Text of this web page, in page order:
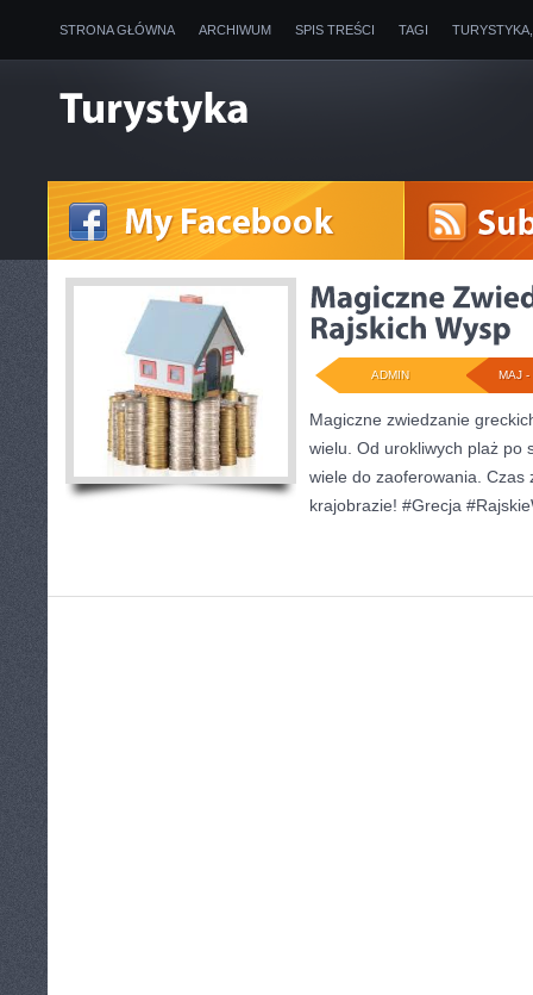
STRONA GŁÓWNA ARCHIWUM SPIS TREŚCI TAGI
MAJ -
ADMIN
Magiczne zwiedzanie
wielu. Od urokliwych plaż po
wiele do zaoferowania. Czas
krajobrazie! #Grecja